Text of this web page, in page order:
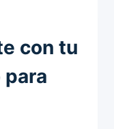
con tu
para